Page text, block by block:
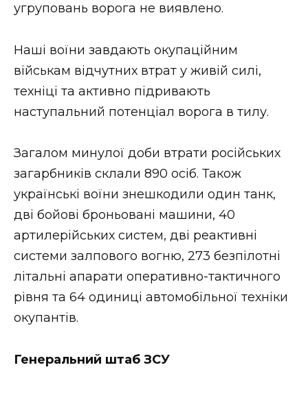
угруповань ворога не виявлено.
Наші воїни завдають окупаційним
військам відчутних втрат у живій силі,
техніці та активно підривають
наступальний потенціал ворога в тилу.
Загалом минулої доби втрати російських
загарбників склали 890 осіб. Також
українські воїни знешкодили один танк,
дві бойові броньовані машини, 40
артилерійських систем, дві реактивні
системи залпового вогню, 273 безпілотні
літальні апарати оперативно-тактичного
рівня та 64 одиниці автомобільної техніки
окупантів.
Генеральний штаб ЗСУ